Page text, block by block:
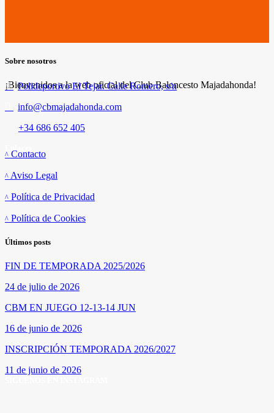
Sobre nosotros
¡Bienvenidos a la web oficial del Club Baloncesto Majadahonda!
Polideportivo El Tejar. Calle Romero, s/n
info@cbmajadahonda.com
+34 686 652 405
Contacto
Aviso Legal
Política de Privacidad
Política de Cookies
Últimos posts
FIN DE TEMPORADA 2025/2026
24 de julio de 2026
CBM EN JUEGO 12-13-14 JUN
16 de junio de 2026
INSCRIPCIÓN TEMPORADA 2026/2027
11 de junio de 2026